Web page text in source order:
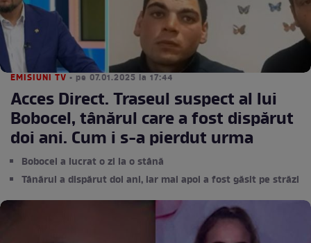
EMISIUNI TV • pe 07.01.2025 la 17:44
Acces Direct. Traseul suspect al lui
Bobocel, tânărul care a fost dispărut
doi ani. Cum i s-a pierdut urma
Bobocel a lucrat o zi la o stână
Tânărul a dispărut doi ani, iar mai apoi a fost găsit pe străzi